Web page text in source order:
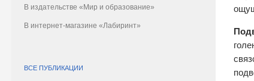
В издательстве «Мир и образование»
В интернет-магазине «Лабиринт»
ВСЕ ПУБЛИКАЦИИ